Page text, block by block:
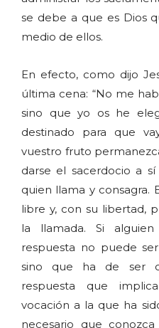
se debe a que es Dios
medio de ellos.
En efecto, como dijo
última cena: “No me
sino que yo os he
destinado para que
vuestro fruto
darse el sacerdocio a
quien llama y consagra.
libre y, con su libertad,
la llamada. Si
respuesta no puede
sino que ha de ser
respuesta que
vocación a la que ha
necesario que